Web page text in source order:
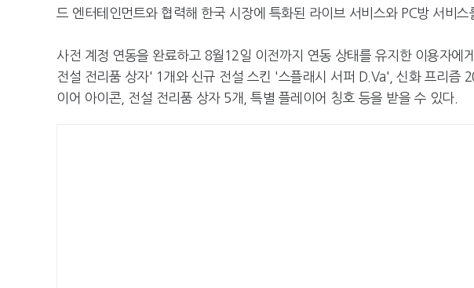
드 엔터테인먼트와 협력해 한국 시장에 특화된 라이브 서비스와 PC방 서비스
사전 계정 연동을 완료하고 8월12일 이전까지 연동 상태를 유지한 이용자에
전설 전리품 상자' 1개와 신규 전설 스킨 '스플래시 서퍼 D.Va', 신화 프리즘
이어 아이콘, 전설 전리품 상자 5개, 특별 플레이어 칭호 등을 받을 수 있다.